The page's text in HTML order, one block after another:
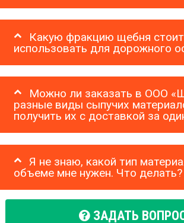
Какую фракцию щебня стоит
использовать для дорожного
Можно ли заказать в ООО
разные виды сыпучих
получить их с доставкой за
Я не знаю, какой тип
объеме мне нужен. Что делать?
ЗАДАТЬ